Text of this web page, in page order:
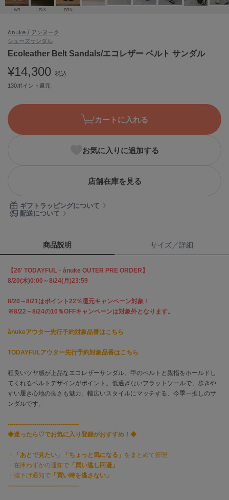
ェア (121)
(124)
アニュアンス
アンヌーク
ASICS
バレリット
BANDOLIER
カルバン・クライン
セルフォード
セロン
クラークス
CODE A
COLE HAAN
コール ハーン
DANSKIN
ダンスキン
IVR BLK BRN
ànuke / アンヌーク
シューズサンダル
Ecoleather Belt Sandals/エコレザー ベルト サンダル
¥14,300 税込
130ポイント還元
カートに入れる
お気に入りに追加する
店舗在庫を見る
ギフトラッピングについて
配送について
商品説明 サイズ／詳細
【26' TODAYFUL・ànuke OUTER PRE ORDER】
8/20(木)0:00～8/24(月)23:59
8/20～8/21はポイント22％還元キャンペーン対象！
※8/22～8/24の10％OFFキャンペーンは対象外となります。
ànukeアウター先行予約対象品番はこちら
TODAYFULアウター先行予約対象品番はこちら
程良いツヤ感が上品なエコレザーサンダル。甲のベルトと親指をホールドし
てくれるベルトデザインがポイント。低過ぎないフラットソールで、歩きや
すい履き心地の良さも魅力。幅広いスタイルにマッチする、今季一推しのサ
ンダルです。
-----------------------------------
◆迷ったら♡でお気に入り登録がおすすめ！◆
・ 「あとで見たい」「ちょっと気になる」 をまとめて管理
・在庫わずかの通知で 「買い逃し回避」
・値下げ通知で 「買い時を逃さない」
-----------------------------------